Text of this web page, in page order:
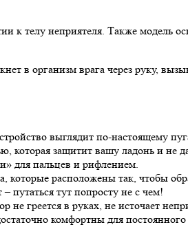
к телу неприятеля. Также модель
в организм врага через руку,
выглядит по-настоящему
которая защитит вашу ладонь и не
для пальцев и рифлением.
которые расположены так, чтобы
путаться тут попросту не с чем!
греется в руках, не источает
комфортны для